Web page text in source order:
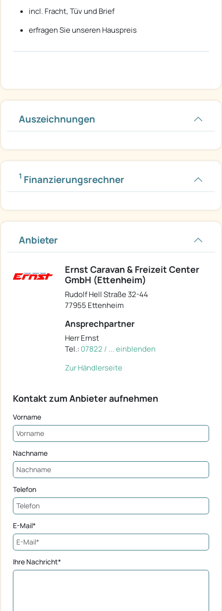
incl. Fracht, Tüv und Brief
erfragen Sie unseren Hauspreis
Auszeichnungen
1 Finanzierungsrechner
Anbieter
Ernst Caravan & Freizeit Center
GmbH (Ettenheim)
Rudolf Hell Straße 32-44
77955 Ettenheim
Ansprechpartner
Herr Ernst
Tel.: 07822 / ... einblenden
Zur Händlerseite
Kontakt zum Anbieter aufnehmen
Vorname
Nachname
Telefon
E-Mail*
Ihre Nachricht*